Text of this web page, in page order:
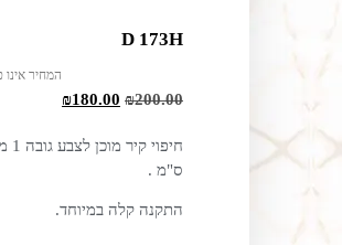
D 173H
₪200.00
₪180.00
המחיר
ס"מ .
התקנה קלה במיוחד.